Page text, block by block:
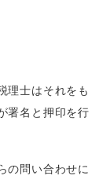
理士はそれをも
署名と押印を行
の問い合わせに